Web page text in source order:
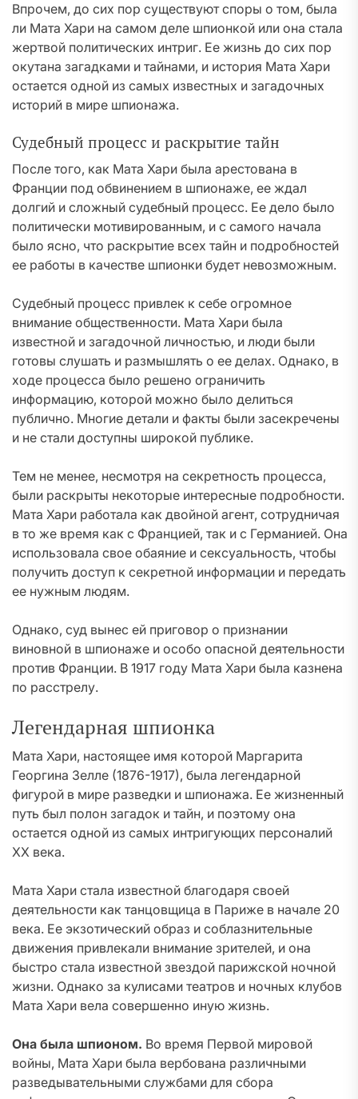
Впрочем, до сих пор существуют споры о том, была
ли Мата Хари на самом деле шпионкой или она стала
жертвой политических интриг. Ее жизнь до сих пор
окутана загадками и тайнами, и история Мата Хари
остается одной из самых известных и загадочных
историй в мире шпионажа.
Судебный процесс и раскрытие тайн
После того, как Мата Хари была арестована в
Франции под обвинением в шпионаже, ее ждал
долгий и сложный судебный процесс. Ее дело было
политически мотивированным, и с самого начала
было ясно, что раскрытие всех тайн и подробностей
ее работы в качестве шпионки будет невозможным.
Судебный процесс привлек к себе огромное
внимание общественности. Мата Хари была
известной и загадочной личностью, и люди были
готовы слушать и размышлять о ее делах. Однако, в
ходе процесса было решено ограничить
информацию, которой можно было делиться
публично. Многие детали и факты были засекречены
и не стали доступны широкой публике.
Тем не менее, несмотря на секретность процесса,
были раскрыты некоторые интересные подробности.
Мата Хари работала как двойной агент, сотрудничая
в то же время как с Францией, так и с Германией. Она
использовала свое обаяние и сексуальность, чтобы
получить доступ к секретной информации и передать
ее нужным людям.
Однако, суд вынес ей приговор о признании
виновной в шпионаже и особо опасной деятельности
против Франции. В 1917 году Мата Хари была казнена
по расстрелу.
Легендарная шпионка
Мата Хари, настоящее имя которой Маргарита
Георгина Зелле (1876-1917), была легендарной
фигурой в мире разведки и шпионажа. Ее жизненный
путь был полон загадок и тайн, и поэтому она
остается одной из самых интригующих персоналий
XX века.
Мата Хари стала известной благодаря своей
деятельности как танцовщица в Париже в начале 20
века. Ее экзотический образ и соблазнительные
движения привлекали внимание зрителей, и она
быстро стала известной звездой парижской ночной
жизни. Однако за кулисами театров и ночных клубов
Мата Хари вела совершенно иную жизнь.
Она была шпионом. Во время Первой мировой
войны, Мата Хари была вербована различными
разведывательными службами для сбора